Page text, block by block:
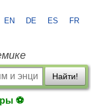
EN DE ES FR
Найти!
⚽